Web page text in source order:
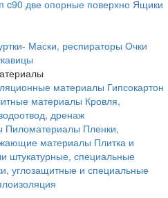
c90 две опорные поверхно Ящики
Маски, респираторы Очки
материалы Гипсокартон
материалы Кровля,
дренаж
Пиломатериалы Пленки,
материалы Плитка и
штукатурные, специальные
углозащитные и специальные